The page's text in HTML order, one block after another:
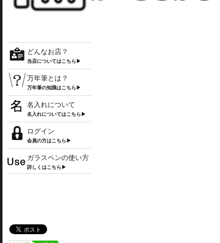
どんなお店？
当店についてはこちら▶
万年筆とは？
万年筆の知識はこちら▶
名入れについて
名入れについてはこちら▶
ログイン
会員の方はこちら▶
ガラスペンの使い方
詳しくはこちら▶